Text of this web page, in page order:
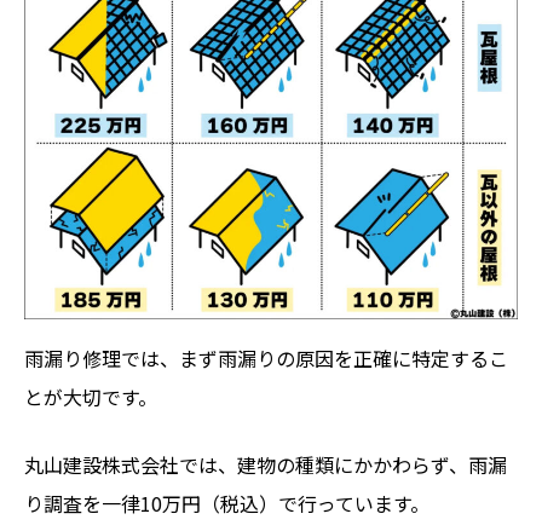
雨漏り修理では、まず雨漏りの原因を正確に特定するこ
とが大切です。
丸山建設株式会社では、建物の種類にかかわらず、雨漏
り調査を一律10万円（税込）で行っています。